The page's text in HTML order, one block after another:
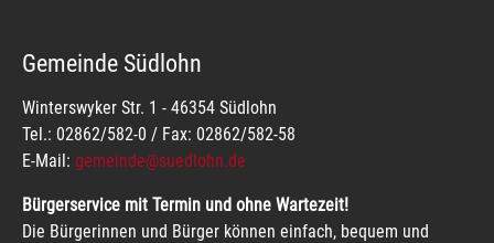
Gemeinde Südlohn
Winterswyker Str. 1 - 46354 Südlohn
Tel.: 02862/582-0 / Fax: 02862/582-58
E-Mail: gemeinde@suedlohn.de
Bürgerservice mit Termin und ohne Wartezeit!
Die Bürgerinnen und Bürger können einfach, bequem und